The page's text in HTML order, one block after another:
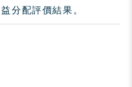
分配評價結果。